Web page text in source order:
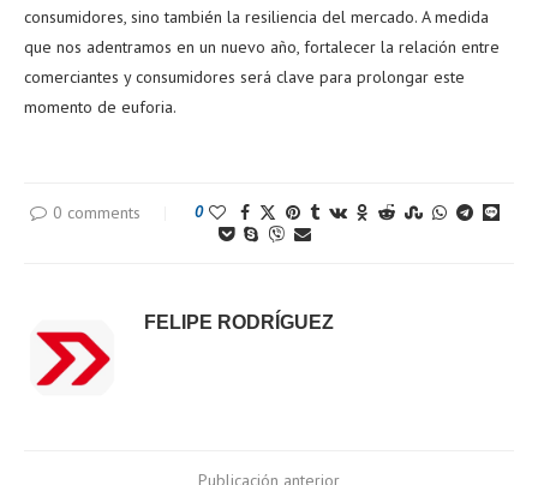
consumidores, sino también la resiliencia del mercado. A medida
que nos adentramos en un nuevo año, fortalecer la relación entre
comerciantes y consumidores será clave para prolongar este
momento de euforia.
0 comments 0
FELIPE RODRÍGUEZ
Publicación anterior